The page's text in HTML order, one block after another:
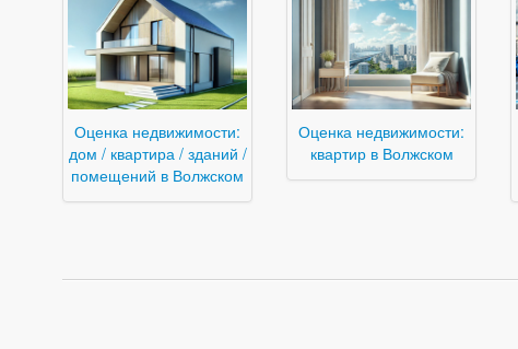
Оценка недвижимости:
дом / квартира / зданий /
помещений в Волжском
Оценка недвижимости:
квартир в Волжском